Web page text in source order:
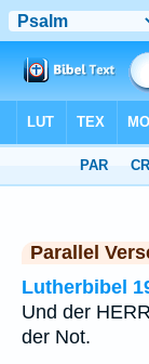
Parallel
Lutherbibel
Und der
der Not.